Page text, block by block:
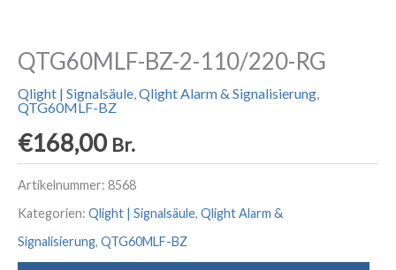
QTG60MLF-BZ-2-110/220-RG
Qlight | Signalsäule,Qlight Alarm & Signalisierung,
QTG60MLF-BZ
€168,00 Br.
Artikelnummer: 8568
Kategorien: Qlight | Signalsäule, Qlight Alarm &
Signalisierung, QTG60MLF-BZ